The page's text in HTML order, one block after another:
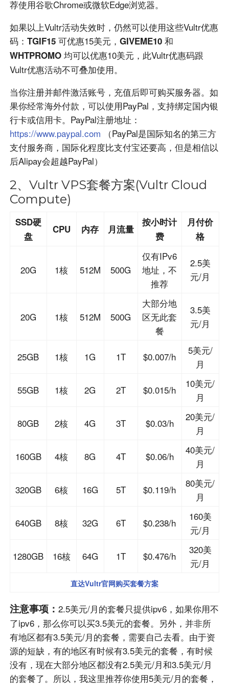
荐使用谷歌Chrome或微软Edge浏览器。
如果以上Vultr活动失效时，仍然可以使用这些Vultr优惠
码： TGIF15 可优惠15美元， GIVEME10 和
WHTPROMO 均可以优惠10美元，此Vultr优惠码跟
Vultr优惠活动不可叠加使用。
当你注册并邮件激活账号，充值后即可购买服务器。如
果你经常海外付款，可以使用PayPal，支持绑定国内银
行卡或信用卡。PayPal注册地址：
https://www.paypal.com （PayPal是国际知名的第三方
支付服务商，国际化程度比支付宝还要高，但是相信以
后Alipay会超越PayPal）
2、Vultr VPS套餐方案(Vultr Cloud
Compute)
SSD硬
盘
CPU 内存 月流量
按小时计
费
月付价
格
20G 1核 512M 500G
仅有IPv6
地址，不
推荐
2.5美
元/月
20G 1核 512M 500G
大部分地
区无此套
餐
3.5美
元/月
25GB 1核 1G 1T $0.007/h
5美元/
月
55GB 1核 2G 2T $0.015/h
10美元/
月
80GB 2核 4G 3T $0.03/h
20美元/
月
160GB 4核 8G 4T $0.06/h
40美元/
月
320GB 6核 16G 5T $0.119/h
80美元/
月
640GB 8核 32G 6T $0.238/h
160美
元/月
1280GB 16核 64G 1T $0.476/h
320美
元/月
直达Vultr官网购买套餐方案
注意事项： 2.5美元/月的套餐只提供ipv6，如果你用不
了ipv6，那么你可以买3.5美元的套餐。另外，并非所
有地区都有3.5美元/月的套餐，需要自己去看。由于资
源的短缺，有的地区有时候有3.5美元的套餐，有时候
没有，现在大部分地区都没有2.5美元/月和3.5美元/月
的套餐了。所以，我这里推荐你使用5美元/月的套餐，